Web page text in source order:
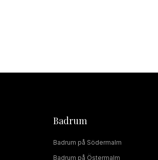
Badrum
Badrum på Södermalm
Badrum på Östermalm